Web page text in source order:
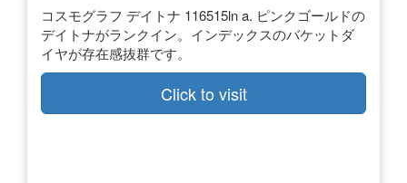
コスモグラフ デイトナ 116515ln a. ピンクゴールドの
デイトナがランクイン。インデックスのバケットダ
イヤが存在感抜群です。
Click to visit